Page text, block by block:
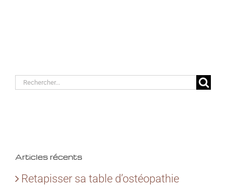
Rechercher:
Articles récents
Retapisser sa table d’ostéopathie